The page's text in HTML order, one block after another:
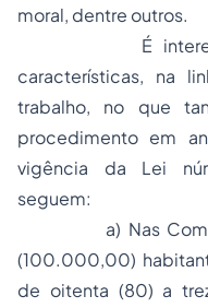
moral, dentre outros.
É
características, na
trabalho, no que
procedimento em
vigência da Lei
seguem:
a) Nas
(100.000,00)
de oitenta (80) a